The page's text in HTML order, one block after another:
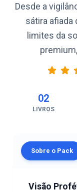
Desde a
sátira afiada
limites da
02
LIVROS
Sobre o Pack
Visão